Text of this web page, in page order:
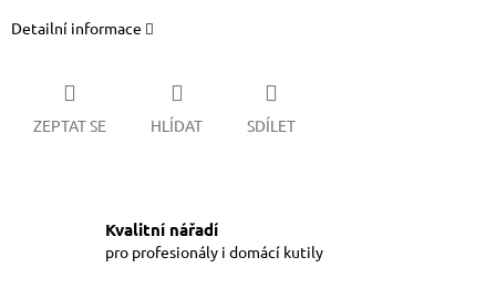
Detailní informace
ZEPTAT SE HLÍDAT SDÍLET
Kvalitní nářadí
pro profesionály i domácí kutily